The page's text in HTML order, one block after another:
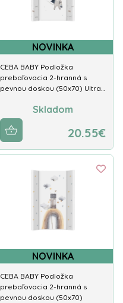
NOVINKA
CEBA BABY Podložka
prebaľovacia 2-hranná s
pevnou doskou (50x70) Ultra…
Skladom
20.55€
NOVINKA
CEBA BABY Podložka
prebaľovacia 2-hranná s
pevnou doskou (50x70)